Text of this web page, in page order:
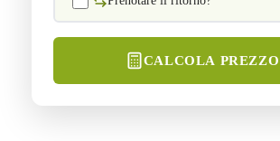
CALCOLA PREZZO